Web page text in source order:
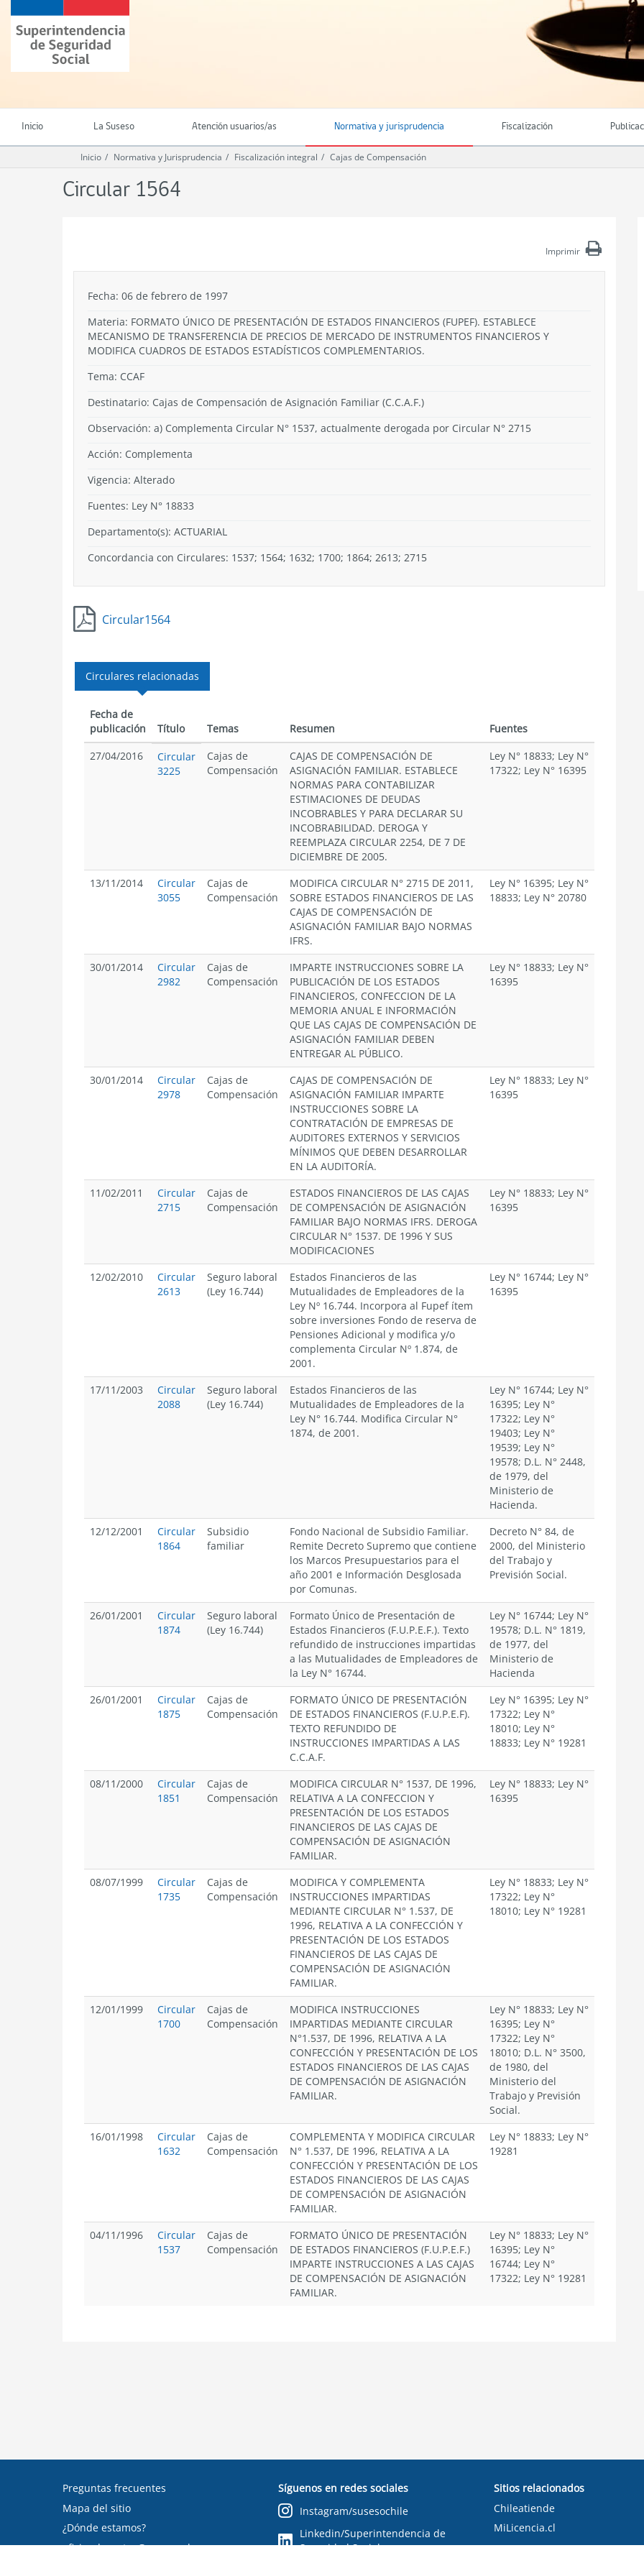
contenido
principal
Superintendencia
de
Seguridad
(SUSESO)
Chile
Inicio La Suseso Atención usuarios/as Normativa y jurisprudencia Fiscalización
Inicio Normativa y Jurisprudencia Fiscalización integral Cajas de Compensación
Circular 1564
Imprimir
Fecha: 06 de febrero de 1997
Materia: FORMATO ÚNICO DE PRESENTACIÓN DE ESTADOS FINANCIEROS (FUPEF). ESTABLECE
MECANISMO DE TRANSFERENCIA DE PRECIOS DE MERCADO DE INSTRUMENTOS FINANCIEROS Y
MODIFICA CUADROS DE ESTADOS ESTADÍSTICOS COMPLEMENTARIOS.
Tema: CCAF
Destinatario: Cajas de Compensación de Asignación Familiar (C.C.A.F.)
Observación: a) Complementa Circular N° 1537, actualmente derogada por Circular N° 2715
Acción: Complementa
Vigencia: Alterado
Fuentes: Ley N° 18833
Departamento(s): ACTUARIAL
Concordancia con Circulares: 1537; 1564; 1632; 1700; 1864; 2613; 2715
Circular1564
Circulares relacionadas
Fecha de
publicación
Título Temas Resumen
Fuentes
27/04/2016
Circular
3225
Cajas de
Compensación
CAJAS DE COMPENSACIÓN DE
ASIGNACIÓN FAMILIAR. ESTABLECE
NORMAS PARA CONTABILIZAR
ESTIMACIONES DE DEUDAS
INCOBRABLES Y PARA DECLARAR SU
INCOBRABILIDAD. DEROGA Y
REEMPLAZA CIRCULAR 2254, DE 7 DE
DICIEMBRE DE 2005.
Ley N° 18833; Ley N°
17322; Ley N° 16395
13/11/2014
Circular
3055
Cajas de
Compensación
MODIFICA CIRCULAR N° 2715 DE 2011,
SOBRE ESTADOS FINANCIEROS DE LAS
CAJAS DE COMPENSACIÓN DE
ASIGNACIÓN FAMILIAR BAJO NORMAS
IFRS.
Ley N° 16395; Ley N°
18833; Ley N° 20780
30/01/2014
Circular
2982
Cajas de
Compensación
IMPARTE INSTRUCCIONES SOBRE LA
PUBLICACIÓN DE LOS ESTADOS
FINANCIEROS, CONFECCION DE LA
MEMORIA ANUAL E INFORMACIÓN
QUE LAS CAJAS DE COMPENSACIÓN DE
ASIGNACIÓN FAMILIAR DEBEN
ENTREGAR AL PÚBLICO.
Ley N° 18833; Ley N°
16395
30/01/2014
Circular
2978
Cajas de
Compensación
CAJAS DE COMPENSACIÓN DE
ASIGNACIÓN FAMILIAR IMPARTE
INSTRUCCIONES SOBRE LA
CONTRATACIÓN DE EMPRESAS DE
AUDITORES EXTERNOS Y SERVICIOS
MÍNIMOS QUE DEBEN DESARROLLAR
EN LA AUDITORÍA.
Ley N° 18833; Ley N°
16395
11/02/2011
Circular
2715
Cajas de
Compensación
ESTADOS FINANCIEROS DE LAS CAJAS
DE COMPENSACIÓN DE ASIGNACIÓN
FAMILIAR BAJO NORMAS IFRS. DEROGA
CIRCULAR N° 1537. DE 1996 Y SUS
MODIFICACIONES
Ley N° 18833; Ley N°
16395
12/02/2010
Circular
2613
Seguro laboral
(Ley 16.744)
Estados Financieros de las
Mutualidades de Empleadores de la
Ley Nº 16.744. Incorpora al Fupef ítem
sobre inversiones Fondo de reserva de
Pensiones Adicional y modifica y/o
complementa Circular Nº 1.874, de
2001.
Ley N° 16744; Ley N°
16395
17/11/2003
Circular
2088
Seguro laboral
(Ley 16.744)
Estados Financieros de las
Mutualidades de Empleadores de la
Ley N° 16.744. Modifica Circular N°
1874, de 2001.
Ley N° 16744; Ley N°
16395; Ley N°
17322; Ley N°
19403; Ley N°
19539; Ley N°
19578; D.L. N° 2448,
de 1979, del
Ministerio de
Hacienda.
12/12/2001
Circular
1864
Subsidio
familiar
Fondo Nacional de Subsidio Familiar.
Remite Decreto Supremo que contiene
los Marcos Presupuestarios para el
año 2001 e Información Desglosada
por Comunas.
Decreto N° 84, de
2000, del Ministerio
del Trabajo y
Previsión Social.
26/01/2001
Circular
1874
Seguro laboral
(Ley 16.744)
Formato Único de Presentación de
Estados Financieros (F.U.P.E.F.). Texto
refundido de instrucciones impartidas
a las Mutualidades de Empleadores de
la Ley N° 16744.
Ley N° 16744; Ley N°
19578; D.L. N° 1819,
de 1977, del
Ministerio de
Hacienda
26/01/2001
Circular
1875
Cajas de
Compensación
FORMATO ÚNICO DE PRESENTACIÓN
DE ESTADOS FINANCIEROS (F.U.P.E.F).
TEXTO REFUNDIDO DE
INSTRUCCIONES IMPARTIDAS A LAS
C.C.A.F.
Ley N° 16395; Ley N°
17322; Ley N°
18010; Ley N°
18833; Ley N° 19281
08/11/2000
Circular
1851
Cajas de
Compensación
MODIFICA CIRCULAR N° 1537, DE 1996,
RELATIVA A LA CONFECCION Y
PRESENTACIÓN DE LOS ESTADOS
FINANCIEROS DE LAS CAJAS DE
COMPENSACIÓN DE ASIGNACIÓN
FAMILIAR.
Ley N° 18833; Ley N°
16395
08/07/1999
Circular
1735
Cajas de
Compensación
MODIFICA Y COMPLEMENTA
INSTRUCCIONES IMPARTIDAS
MEDIANTE CIRCULAR N° 1.537, DE
1996, RELATIVA A LA CONFECCIÓN Y
PRESENTACIÓN DE LOS ESTADOS
FINANCIEROS DE LAS CAJAS DE
COMPENSACIÓN DE ASIGNACIÓN
FAMILIAR.
Ley N° 18833; Ley N°
17322; Ley N°
18010; Ley N° 19281
12/01/1999
Circular
1700
Cajas de
Compensación
MODIFICA INSTRUCCIONES
IMPARTIDAS MEDIANTE CIRCULAR
N°1.537, DE 1996, RELATIVA A LA
CONFECCIÓN Y PRESENTACIÓN DE LOS
ESTADOS FINANCIEROS DE LAS CAJAS
DE COMPENSACIÓN DE ASIGNACIÓN
FAMILIAR.
Ley N° 18833; Ley N°
16395; Ley N°
17322; Ley N°
18010; D.L. N° 3500,
de 1980, del
Ministerio del
Trabajo y Previsión
Social.
16/01/1998
Circular
1632
Cajas de
Compensación
COMPLEMENTA Y MODIFICA CIRCULAR
N° 1.537, DE 1996, RELATIVA A LA
CONFECCIÓN Y PRESENTACIÓN DE LOS
ESTADOS FINANCIEROS DE LAS CAJAS
DE COMPENSACIÓN DE ASIGNACIÓN
FAMILIAR.
Ley N° 18833; Ley N°
19281
04/11/1996
Circular
1537
Cajas de
Compensación
FORMATO ÚNICO DE PRESENTACIÓN
DE ESTADOS FINANCIEROS (F.U.P.E.F.)
IMPARTE INSTRUCCIONES A LAS CAJAS
DE COMPENSACIÓN DE ASIGNACIÓN
FAMILIAR.
Ley N° 18833; Ley N°
16395; Ley N°
16744; Ley N°
17322; Ley N° 19281
Preguntas frecuentes
Mapa del sitio
¿Dónde estamos?
oficinadepartes@suseso.cl
Síguenos en redes sociales
Instagram/susesochile
Linkedin/Superintendencia de
Seguridad Social
Sitios relacionados
Chileatiende
MiLicencia.cl